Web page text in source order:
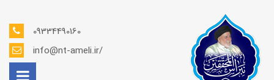
09334490160
info@nt-ameli.ir/